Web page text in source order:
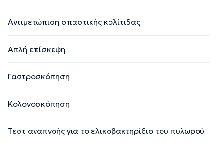
Αντιμετώπιση σπαστικής κολίτιδας
Απλή επίσκεψη
Γαστροσκόπηση
Κολονοσκόπηση
Τεστ αναπνοής για το ελικοβακτηρίδιο του πυλωρού